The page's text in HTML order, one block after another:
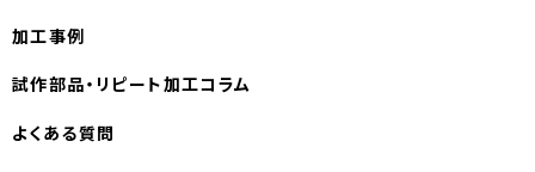
加工事例
試作部品・ リピート加工コラム
よくある質問